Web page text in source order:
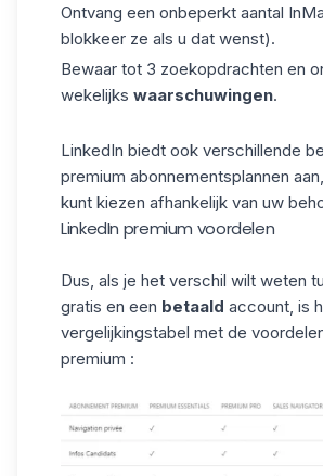
Ontvang een onbeperkt aantal
blokkeer ze als u dat wenst).
Bewaar tot 3 zoekopdrachten en
wekelijks waarschuwingen.
LinkedIn biedt ook verschillende
premium abonnementsplannen
kunt kiezen afhankelijk van uw
LinkedIn premium voordelen
Dus, als je het verschil wilt weten
gratis en een betaald account, is
vergelijkingstabel met de
premium :